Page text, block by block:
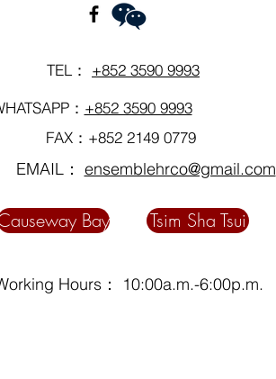
： +852 3590 9993
： +852 3590 9993
：+852 2149 0779
EMAIL： ensemblehrco@gmail.com
Bay Tsim Sha Tsui
Hours： 10:00a.m.-6:00p.m.